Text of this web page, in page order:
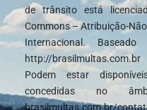
de trânsito está
Commons – Atribuição-
Internacional.
http://brasilmultas.com.br
Podem estar
concedidas no
brasilmultas.com.br/